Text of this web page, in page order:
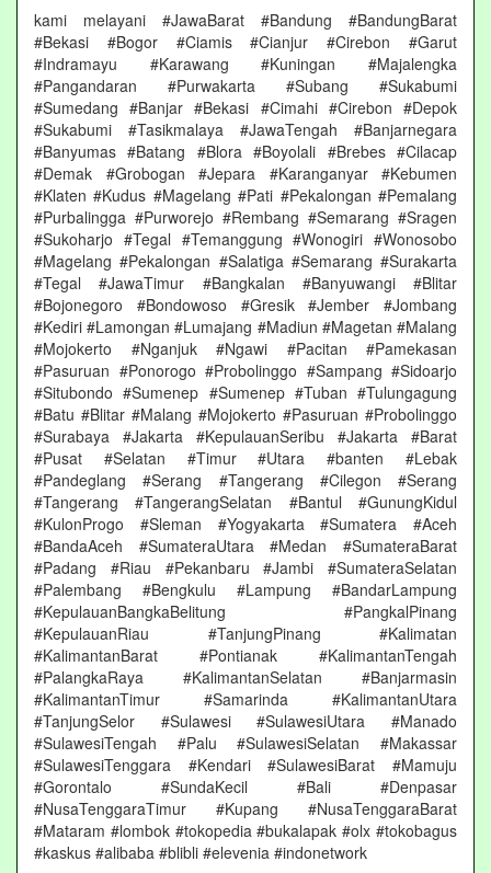
kami melayani #JawaBarat #Bandung #BandungBarat
#Bekasi #Bogor #Ciamis #Cianjur #Cirebon #Garut
#Indramayu #Karawang #Kuningan #Majalengka
#Pangandaran #Purwakarta #Subang #Sukabumi
#Sumedang #Banjar #Bekasi #Cimahi #Cirebon #Depok
#Sukabumi #Tasikmalaya #JawaTengah #Banjarnegara
#Banyumas #Batang #Blora #Boyolali #Brebes #Cilacap
#Demak #Grobogan #Jepara #Karanganyar #Kebumen
#Klaten #Kudus #Magelang #Pati #Pekalongan #Pemalang
#Purbalingga #Purworejo #Rembang #Semarang #Sragen
#Sukoharjo #Tegal #Temanggung #Wonogiri #Wonosobo
#Magelang #Pekalongan #Salatiga #Semarang #Surakarta
#Tegal #JawaTimur #Bangkalan #Banyuwangi #Blitar
#Bojonegoro #Bondowoso #Gresik #Jember #Jombang
#Kediri #Lamongan #Lumajang #Madiun #Magetan #Malang
#Mojokerto #Nganjuk #Ngawi #Pacitan #Pamekasan
#Pasuruan #Ponorogo #Probolinggo #Sampang #Sidoarjo
#Situbondo #Sumenep #Sumenep #Tuban #Tulungagung
#Batu #Blitar #Malang #Mojokerto #Pasuruan #Probolinggo
#Surabaya #Jakarta #KepulauanSeribu #Jakarta #Barat
#Pusat #Selatan #Timur #Utara #banten #Lebak
#Pandeglang #Serang #Tangerang #Cilegon #Serang
#Tangerang #TangerangSelatan #Bantul #GunungKidul
#KulonProgo #Sleman #Yogyakarta #Sumatera #Aceh
#BandaAceh #SumateraUtara #Medan #SumateraBarat
#Padang #Riau #Pekanbaru #Jambi #SumateraSelatan
#Palembang #Bengkulu #Lampung #BandarLampung
#KepulauanBangkaBelitung #PangkalPinang
#KepulauanRiau #TanjungPinang #Kalimatan
#KalimantanBarat #Pontianak #KalimantanTengah
#PalangkaRaya #KalimantanSelatan #Banjarmasin
#KalimantanTimur #Samarinda #KalimantanUtara
#TanjungSelor #Sulawesi #SulawesiUtara #Manado
#SulawesiTengah #Palu #SulawesiSelatan #Makassar
#SulawesiTenggara #Kendari #SulawesiBarat #Mamuju
#Gorontalo #SundaKecil #Bali #Denpasar
#NusaTenggaraTimur #Kupang #NusaTenggaraBarat
#Mataram #lombok #tokopedia #bukalapak #olx #tokobagus
#kaskus #alibaba #blibli #elevenia #indonetwork